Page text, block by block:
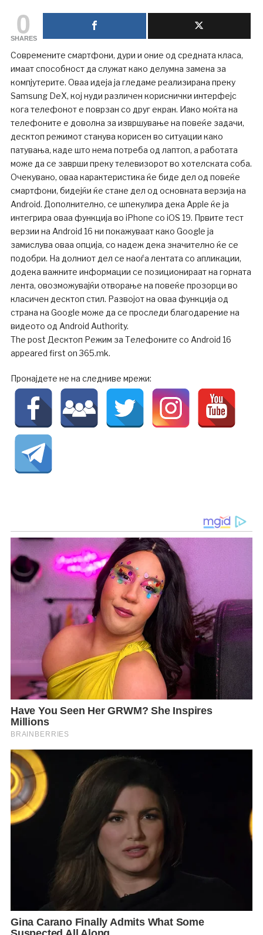
0
SHARES
Современите смартфони, дури и оние од средната класа,
имаат способност да служат како делумна замена за
компјутерите. Оваа идеја ја гледаме реализирана преку
Samsung DeX, кој нуди различен кориснички интерфејс
кога телефонот е поврзан со друг екран. Иако моќта на
телефоните е доволна за извршување на повеќе задачи,
десктоп режимот станува корисен во ситуации како
патувања, каде што нема потреба од лаптоп, а работата
може да се заврши преку телевизорот во хотелската соба.
Очекувано, оваа карактеристика ќе биде дел од повеќе
смартфони, бидејќи ќе стане дел од основната верзија на
Android. Дополнително, се шпекулира дека Apple ќе ја
интегрира оваа функција во iPhone со iOS 19. Првите тест
верзии на Android 16 ни покажуваат како Google ја
замислува оваа опција, со надеж дека значително ќе се
подобри. На долниот дел се наоѓа лентата со апликации,
додека важните информации се позиционираат на горната
лента, овозможувајќи отворање на повеќе прозорци во
класичен десктоп стил. Развојот на оваа функција од
страна на Google може да се проследи благодарение на
видеото од Android Authority.
The post Десктоп Режим за Телефоните со Android 16
appeared first on 365.mk.
Пронајдете не на следниве мрежи: